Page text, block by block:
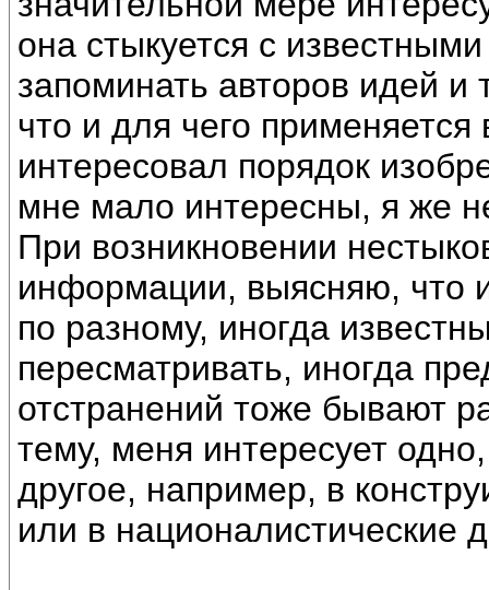
она стыкуется с
запоминать авторов идей и
что и для чего применяется
интересовал порядок
мне мало интересны, я же
При возникновении
информации, выясняю, что
по разному, иногда
пересматривать, иногда
отстранений тоже бывают
тему, меня интересует
другое, например, в
или в националистические